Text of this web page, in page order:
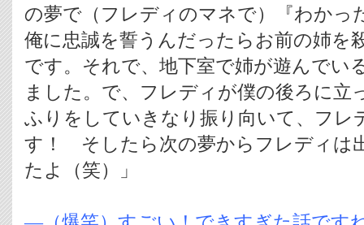
の夢で（フレディのマネで）『わかっ
俺に忠誠を誓うんだったらお前の姉を
です。それで、地下室で姉が遊んでい
ました。で、フレディが僕の後ろに立
ふりをしていきなり振り向いて、フレ
す！ そしたら次の夢からフレディは
たよ（笑）」